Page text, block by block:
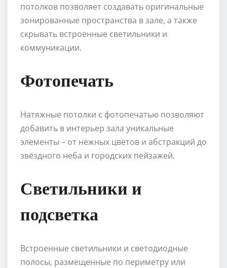
потолков позволяет создавать оригинальные
зонированные пространства в зале, а также
скрывать встроенные светильники и
коммуникации.
Фотопечать
Натяжные потолки с фотопечатью позволяют
добавить в интерьер зала уникальные
элементы – от нежных цветов и абстракций до
звёздного неба и городских пейзажей.
Светильники и
подсветка
Встроенные светильники и светодиодные
полосы, размещенные по периметру или